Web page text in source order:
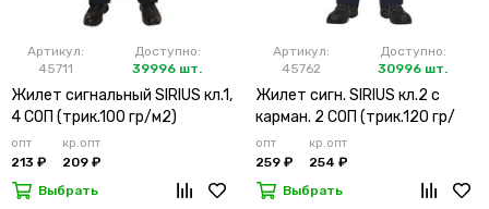
Артикул:
45711
Доступно:
39996 шт.
Жилет сигнальный SIRIUS кл.1,
4 СОП (трик.100 гр/м2)
лимонный
опт
213 ₽
кр.опт
209 ₽
Выбрать
Артикул:
45762
Доступно:
30996 шт.
Жилет сигн. SIRIUS кл.2 с
карман. 2 СОП (трик.120 гр/
м2)
опт
259 ₽
кр.опт
254 ₽
Выбрать